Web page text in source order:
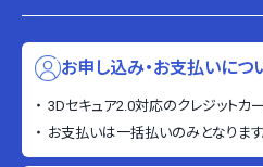
お申し込み・お支払いにつ
3Dセキュア2.0対応のクレジットカー
お支払いは一括払いのみとなります